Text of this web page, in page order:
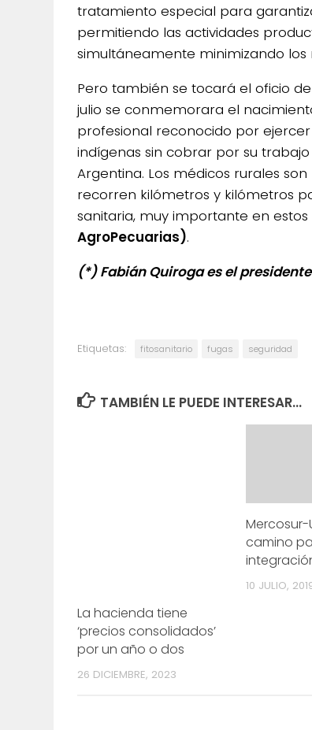
tratamiento especial para
permitiendo las actividades
simultáneamente minimizando
Pero también se tocará el oficio
julio se conmemorara el
profesional reconocido por
indígenas sin cobrar por su
Argentina. Los médicos rurales
recorren kilómetros y kilómetros
sanitaria, muy importante en
AgroPecuarias).
(*) Fabián Quiroga es el presidente
Etiquetas: fitosanitario fugas seguridad
TAMBIÉN LE PUEDE INTERESAR...
La hacienda tiene
‘precios consolidados’
por un año o dos
26 DICIEMBRE, 2023
Mercosur-
camino
10 JULIO,